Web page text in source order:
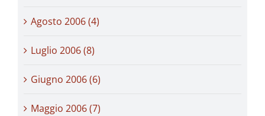
Agosto 2006 (4)
Luglio 2006 (8)
Giugno 2006 (6)
Maggio 2006 (7)